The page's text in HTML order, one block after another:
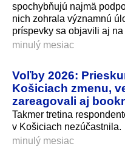
spochybňujú najmä
nich zohrala významnú
príspevky sa objavili aj
minulý mesiac
Voľby 2026:
Košiciach zmenu,
zareagovali aj
Takmer tretina
v Košiciach nezúčastnila.
minulý mesiac